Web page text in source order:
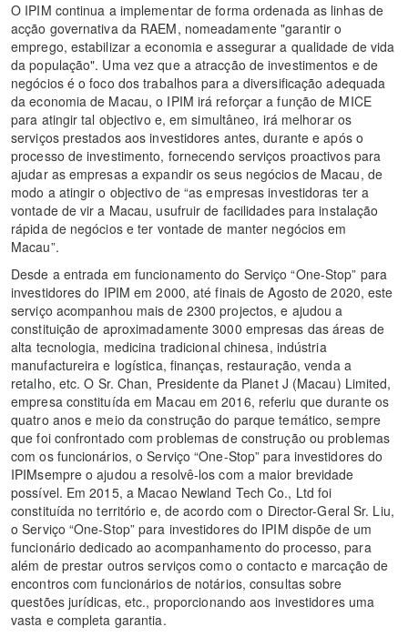
O IPIM continua a implementar de forma ordenada as linhas de
acção governativa da RAEM, nomeadamente "garantir o
emprego, estabilizar a economia e assegurar a qualidade de vida
da população". Uma vez que a atracção de investimentos e de
negócios é o foco dos trabalhos para a diversificação adequada
da economia de Macau, o IPIM irá reforçar a função de MICE
para atingir tal objectivo e, em simultâneo, irá melhorar os
serviços prestados aos investidores antes, durante e após o
processo de investimento, fornecendo serviços proactivos para
ajudar as empresas a expandir os seus negócios de Macau, de
modo a atingir o objectivo de “as empresas investidoras ter a
vontade de vir a Macau, usufruir de facilidades para instalação
rápida de negócios e ter vontade de manter negócios em
Macau”.
Desde a entrada em funcionamento do Serviço “One-Stop” para
investidores do IPIM em 2000, até finais de Agosto de 2020, este
serviço acompanhou mais de 2300 projectos, e ajudou a
constituição de aproximadamente 3000 empresas das áreas de
alta tecnologia, medicina tradicional chinesa, indústria
manufactureira e logística, finanças, restauração, venda a
retalho, etc. O Sr. Chan, Presidente da Planet J (Macau) Limited,
empresa constituída em Macau em 2016, referiu que durante os
quatro anos e meio da construção do parque temático, sempre
que foi confrontado com problemas de construção ou problemas
com os funcionários, o Serviço “One-Stop” para investidores do
IPIMsempre o ajudou a resolvê-los com a maior brevidade
possível. Em 2015, a Macao Newland Tech Co., Ltd foi
constituída no território e, de acordo com o Director-Geral Sr. Liu,
o Serviço “One-Stop” para investidores do IPIM dispõe de um
funcionário dedicado ao acompanhamento do processo, para
além de prestar outros serviços como o contacto e marcação de
encontros com funcionários de notários, consultas sobre
questões jurídicas, etc., proporcionando aos investidores uma
vasta e completa garantia.